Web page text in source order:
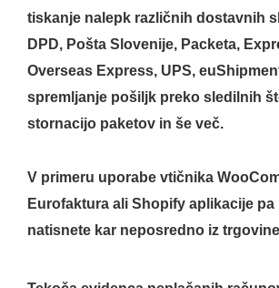
tiskanje nalepk različnih dostavnih
DPD, Pošta Slovenije, Packeta,
Overseas Express, UPS,
spremljanje pošiljk preko sledilnih
stornacijo paketov in še več.
V primeru uporabe vtičnika
Eurofaktura ali Shopify aplikacije
natisnete kar neposredno iz